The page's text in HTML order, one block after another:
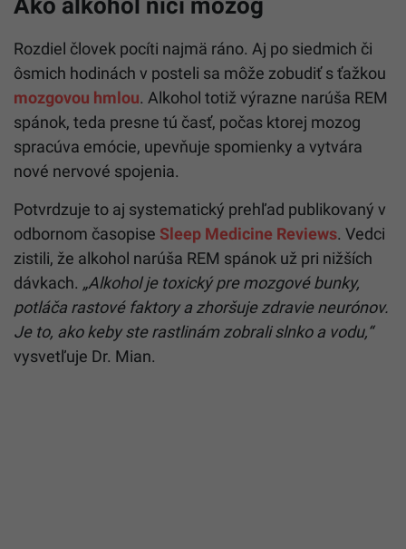
Rozdiel človek pocíti najmä ráno. Aj po siedmich či
ôsmich hodinách v posteli sa môže zobudiť s ťažkou
mozgovou hmlou. Alkohol totiž výrazne narúša REM
spánok, teda presne tú časť, počas ktorej mozog
spracúva emócie, upevňuje spomienky a vytvára
nové nervové spojenia.
Potvrdzuje to aj systematický prehľad publikovaný v
odbornom časopise Sleep Medicine Reviews. Vedci
zistili, že alkohol narúša REM spánok už pri nižších
dávkach. „Alkohol je toxický pre mozgové bunky,
potláča rastové faktory a zhoršuje zdravie neurónov.
Je to, ako keby ste rastlinám zobrali slnko a vodu,“
vysvetľuje Dr. Mian.